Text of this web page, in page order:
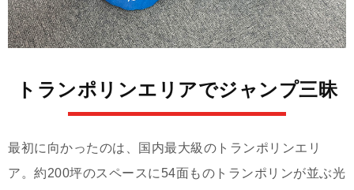
トランポリンエリアでジャンプ三昧
最初に向かったのは、国内最大級のトランポリンエリ
ア。約200坪のスペースに54面ものトランポリンが並ぶ光